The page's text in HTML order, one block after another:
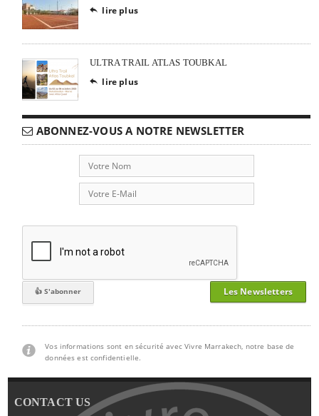
 lire plus
ULTRA TRAIL ATLAS TOUBKAL
 lire plus
ABONNEZ-VOUS A NOTRE NEWSLETTER
Les Newsletters
Vos informations sont en sécurité avec Vivre Marrakech, notre base de
données est confidentielle.
CONTACT US